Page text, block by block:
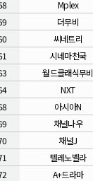
Mplex
더무비
씨네트리
시네마천국
월드클래식무비
NXT
아시아N
채널나우
채널J
텔레노벨라
A+드라마